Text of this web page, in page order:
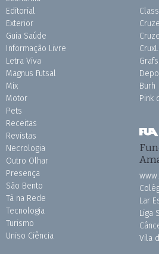
Editorial
Exterior
Guia Saúde
Informação Livre
Letra Viva
Magnus Futsal
Mix
Motor
Pets
Receitas
Revistas
Necrologia
Outro Olhar
Presença
São Bento
Tá na Rede
Tecnologia
Turismo
Uniso Ciência
Burh
Pink
Lar
Liga
Vila